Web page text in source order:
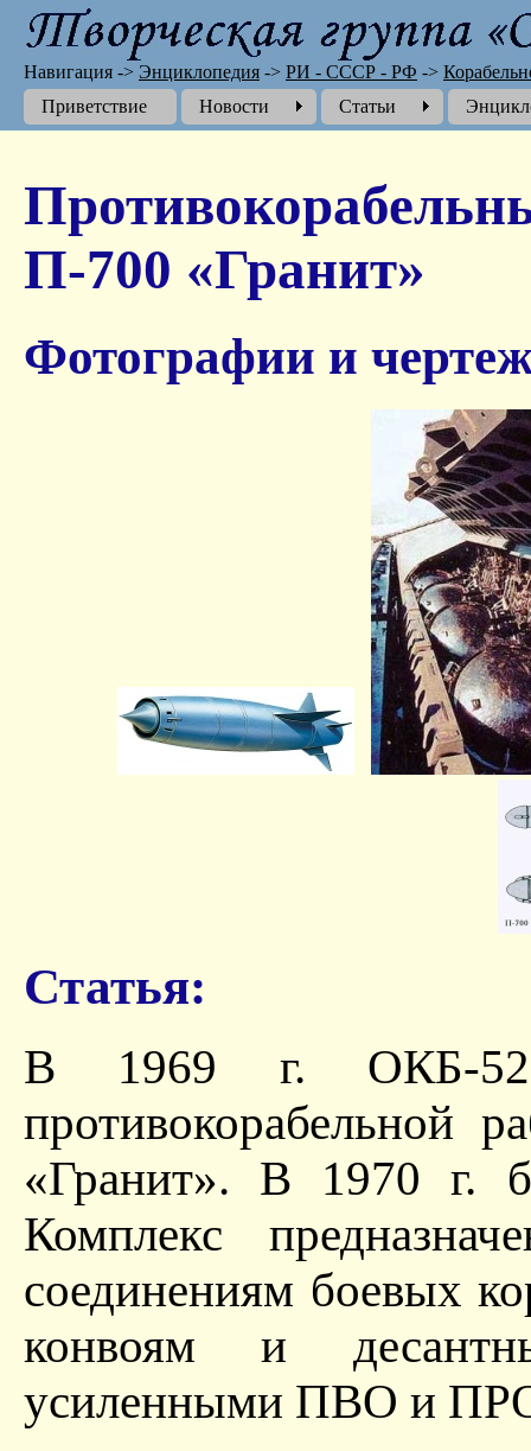
П-700 «Гранит»
Фотографии и
Статья:
В 1969 г. ОКБ-52
противокорабельной
«Гранит». В 1970 г.
Комплекс
соединениям боевых
конвоям и
усиленными ПВО и
Навигация -> Энциклопедия -> РИ - СССР - РФ ->
Приветствие
Новости Cтатьи